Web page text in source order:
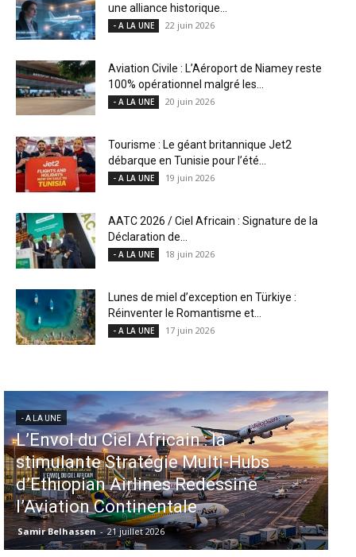
une alliance historique...
- A LA UNE 22 juin 2026
Aviation Civile : L’Aéroport de Niamey reste
100% opérationnel malgré les...
- A LA UNE 20 juin 2026
Tourisme : Le géant britannique Jet2
débarque en Tunisie pour l’été...
- A LA UNE 19 juin 2026
AATC 2026 / Ciel Africain : Signature de la
Déclaration de...
- A LA UNE 18 juin 2026
Lunes de miel d’exception en Türkiye :
Réinventer le Romantisme et...
- A LA UNE 17 juin 2026
- A LA UNE
Aéroports US : les États-Unis
injectent 870 millions de dollars
dans 339 projets, Los Angeles et
Miami en tête
Samir Belhassen - 6 août 2026